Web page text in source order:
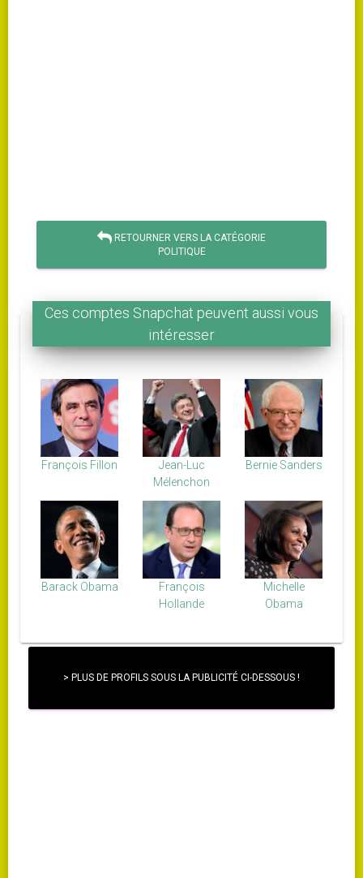
RETOURNER VERS LA CATÉGORIE
POLITIQUE
Ces comptes Snapchat peuvent aussi vous
intéresser
François Fillon
Jean-Luc
Mélenchon
Bernie Sanders
Barack Obama
François
Hollande
Michelle
Obama
> PLUS DE PROFILS SOUS LA PUBLICITÉ CI-DESSOUS !